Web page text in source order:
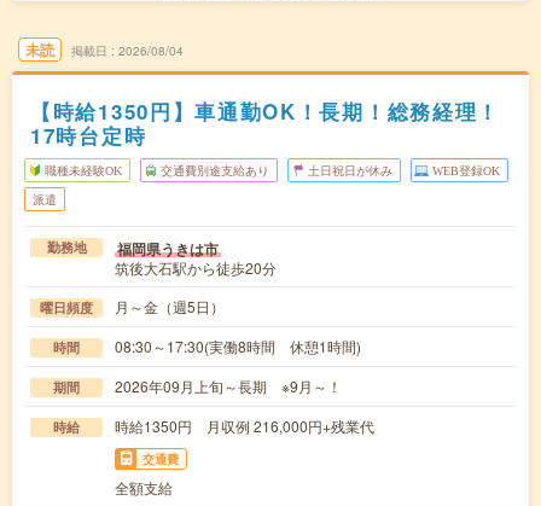
未読 掲載日 2026/08/04
【時給1350円】車通勤OK！長期！総務経理！
17時台定時
職種未経験OK 交通費別途支給あり 土日祝日が休み WEB登録OK
派遣
勤務地 福岡県うきは市
筑後大石駅から徒歩20分
曜日頻度 月～金（週5日）
時間 08:30～17:30(実働8時間 休憩1時間)
期間 2026年09月上旬～長期 ※9月～！
時給 時給1350円 月収例 216,000円+残業代
交通費
全額支給